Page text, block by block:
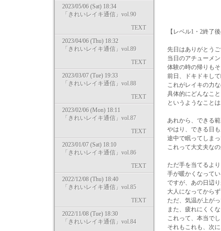
2023/05/06 (Sat) 18:34
「きれいレイキ通信」vol.90
TEXT
2023/04/06 (Thu) 18:32
「きれいレイキ通信」vol.89
TEXT
2023/03/07 (Tue) 19:33
「きれいレイキ通信」vol.88
TEXT
2023/02/06 (Mon) 18:11
「きれいレイキ通信」vol.87
TEXT
2023/01/07 (Sat) 18:10
「きれいレイキ通信」vol.86
TEXT
2022/12/08 (Thu) 18:40
「きれいレイキ通信」vol.85
TEXT
2022/11/08 (Tue) 18:30
「きれいレイキ通信」vol.84
【レベル1・2終
先日はありがとう
当日のアチューメ
体験の時の帰りも
前日、ドキドキし
これがレイキの力
具体的にどんなこ
というようなこと
あれから、できる
やはり、できる日
途中で眠ってしま
これって大丈夫な
ただ手を当てるよ
手が暖かくなって
ですが、あの日辺
大人になってから
ただ、気温が上が
また、疲れにくく
これって、本当で
それもこれも、次